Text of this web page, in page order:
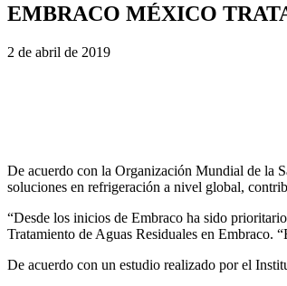
EMBRACO MÉXICO
2 de abril de 2019
De acuerdo con la Organización Mundial de la
soluciones en refrigeración a nivel global,
“Desde los inicios de Embraco ha sido
Tratamiento de Aguas Residuales en Embraco.
De acuerdo con un estudio realizado por el